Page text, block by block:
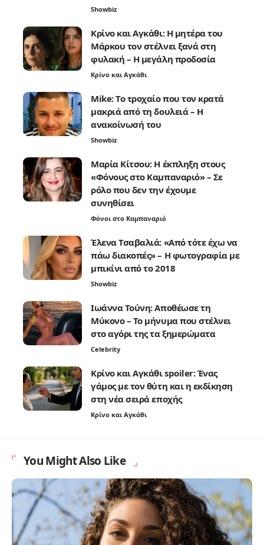
Showbiz
Κρίνο και Αγκάθι: Η μητέρα του
Μάρκου τον στέλνει ξανά στη
φυλακή – Η μεγάλη προδοσία
Κρίνο και Αγκάθι
Mike: Το τροχαίο που τον κρατά
μακριά από τη δουλειά – Η
ανακοίνωσή του
Showbiz
Μαρία Κίτσου: Η έκπληξη στους
«Φόνους στο Καμπαναριό» – Σε
ρόλο που δεν την έχουμε
συνηθίσει
Φόνοι στο Καμπαναριό
Έλενα Τσαβαλιά: «Από τότε έχω να
πάω διακοπές» – Η φωτογραφία με
μπικίνι από το 2018
Showbiz
Ιωάννα Τούνη: Αποθέωσε τη
Μύκονο – Το μήνυμα που στέλνει
στο αγόρι της τα ξημερώματα
Celebrity
Κρίνο και Αγκάθι spoiler: Ένας
γάμος με τον θύτη και η εκδίκηση
στη νέα σειρά εποχής
Κρίνο και Αγκάθι
You Might Also Like